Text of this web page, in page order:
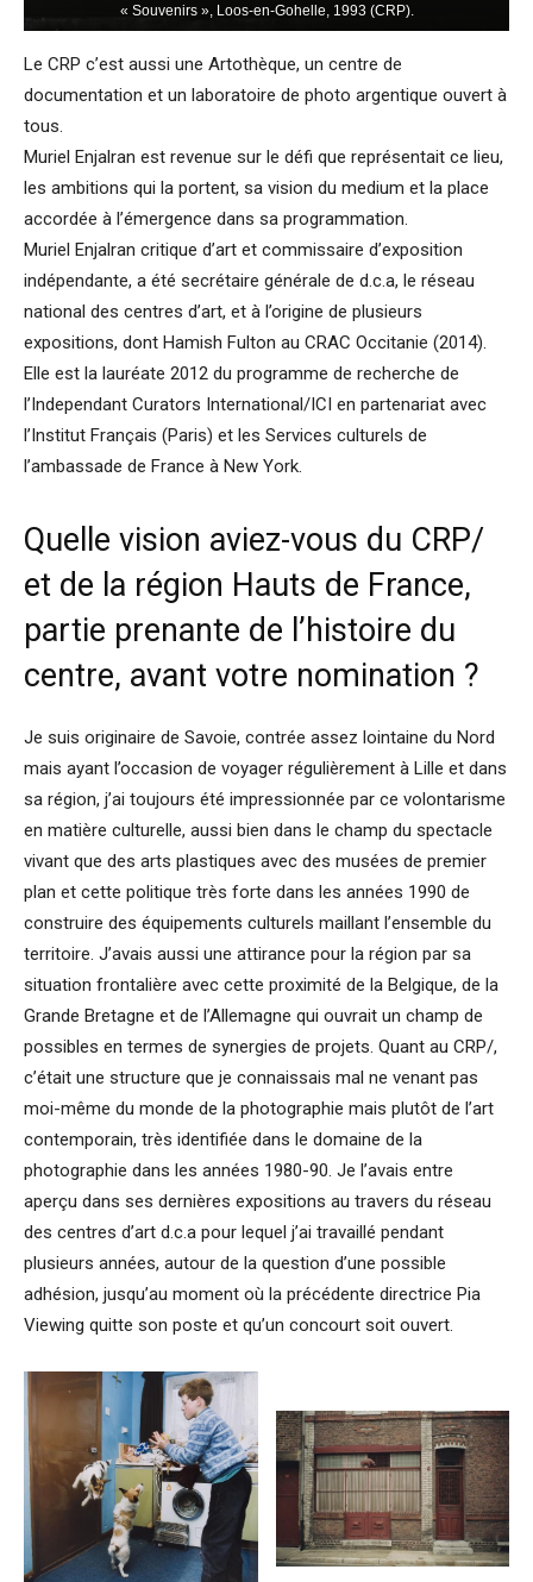
« Souvenirs », Loos-en-Gohelle, 1993 (CRP).
Le CRP c’est aussi une Artothèque, un centre de
documentation et un laboratoire de photo argentique ouvert à
tous.
Muriel Enjalran est revenue sur le défi que représentait ce lieu,
les ambitions qui la portent, sa vision du medium et la place
accordée à l’émergence dans sa programmation.
Muriel Enjalran critique d’art et commissaire d’exposition
indépendante, a été secrétaire générale de d.c.a, le réseau
national des centres d’art, et à l’origine de plusieurs
expositions, dont Hamish Fulton au CRAC Occitanie (2014).
Elle est la lauréate 2012 du programme de recherche de
l’Independant Curators International/ICI en partenariat avec
l’Institut Français (Paris) et les Services culturels de
l’ambassade de France à New York.
Quelle vision aviez-vous du CRP/
et de la région Hauts de France,
partie prenante de l’histoire du
centre, avant votre nomination ?
Je suis originaire de Savoie, contrée assez lointaine du Nord
mais ayant l’occasion de voyager régulièrement à Lille et dans
sa région, j’ai toujours été impressionnée par ce volontarisme
en matière culturelle, aussi bien dans le champ du spectacle
vivant que des arts plastiques avec des musées de premier
plan et cette politique très forte dans les années 1990 de
construire des équipements culturels maillant l’ensemble du
territoire. J’avais aussi une attirance pour la région par sa
situation frontalière avec cette proximité de la Belgique, de la
Grande Bretagne et de l’Allemagne qui ouvrait un champ de
possibles en termes de synergies de projets. Quant au CRP/,
c’était une structure que je connaissais mal ne venant pas
moi-même du monde de la photographie mais plutôt de l’art
contemporain, très identifiée dans le domaine de la
photographie dans les années 1980-90. Je l’avais entre
aperçu dans ses dernières expositions au travers du réseau
des centres d’art d.c.a pour lequel j’ai travaillé pendant
plusieurs années, autour de la question d’une possible
adhésion, jusqu’au moment où la précédente directrice Pia
Viewing quitte son poste et qu’un concourt soit ouvert.